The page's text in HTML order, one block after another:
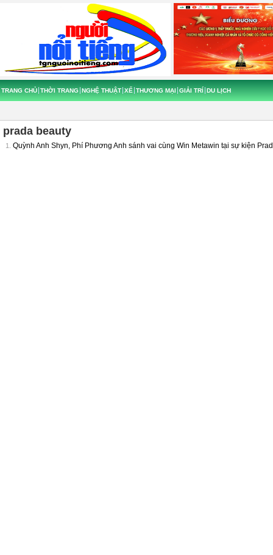
TRANG CHỦ THỜI TRANG NGHỆ THUẬT XẾ THƯƠNG MẠI GIẢI TRÍ DU LỊCH
prada beauty
1. Quỳnh Anh Shyn, Phí Phương Anh sánh vai cùng Win Metawin tại sự kiện